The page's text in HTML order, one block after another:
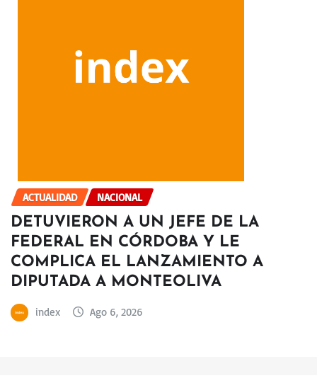
ACTUALIDAD NACIONAL
DETUVIERON A UN JEFE DE LA
FEDERAL EN CÓRDOBA Y LE
COMPLICA EL LANZAMIENTO A
DIPUTADA A MONTEOLIVA
index Ago 6, 2026